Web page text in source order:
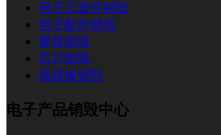
电子元器件销毁
电子配件销毁
硬盘销毁
芯片销毁
线路板销毁
电子产品销毁中心